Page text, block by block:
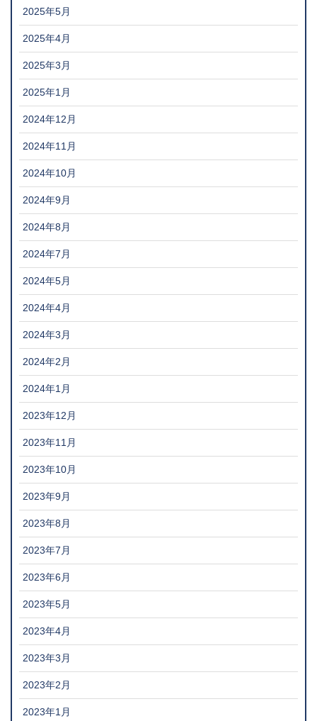
2025年5月
2025年4月
2025年3月
2025年1月
2024年12月
2024年11月
2024年10月
2024年9月
2024年8月
2024年7月
2024年5月
2024年4月
2024年3月
2024年2月
2024年1月
2023年12月
2023年11月
2023年10月
2023年9月
2023年8月
2023年7月
2023年6月
2023年5月
2023年4月
2023年3月
2023年2月
2023年1月